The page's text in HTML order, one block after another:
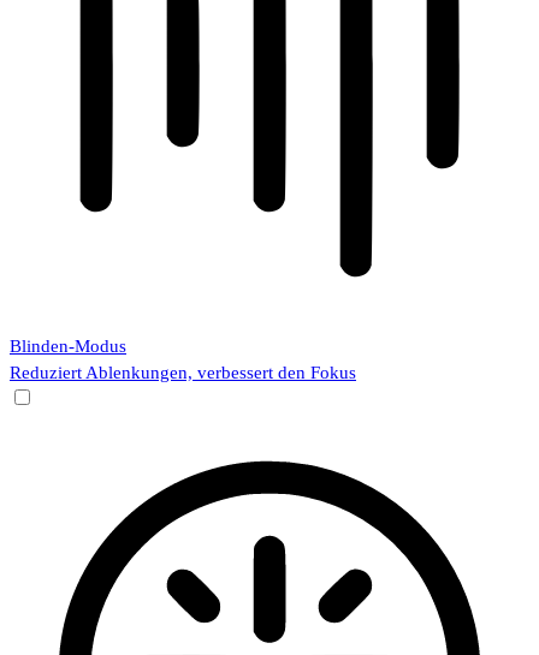
Blinden-Modus
Reduziert Ablenkungen, verbessert den Fokus